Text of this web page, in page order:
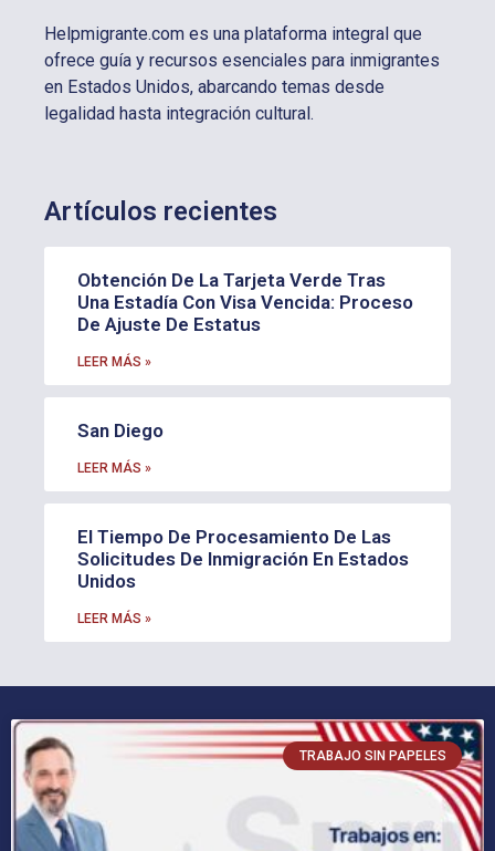
Helpmigrante.com es una plataforma integral que
ofrece guía y recursos esenciales para inmigrantes
en Estados Unidos, abarcando temas desde
legalidad hasta integración cultural.
Artículos recientes
Obtención De La Tarjeta Verde Tras
Una Estadía Con Visa Vencida: Proceso
De Ajuste De Estatus
LEER MÁS »
San Diego
LEER MÁS »
El Tiempo De Procesamiento De Las
Solicitudes De Inmigración En Estados
Unidos
LEER MÁS »
TRABAJO SIN PAPELES